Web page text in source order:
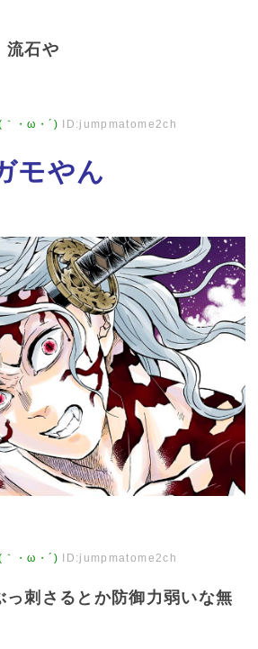
流石や
｀・ω・´) ID:jumpmatome2ch
モやん
｀・ω・´) ID:jumpmatome2ch
っ刺さるとか防御力弱いな無